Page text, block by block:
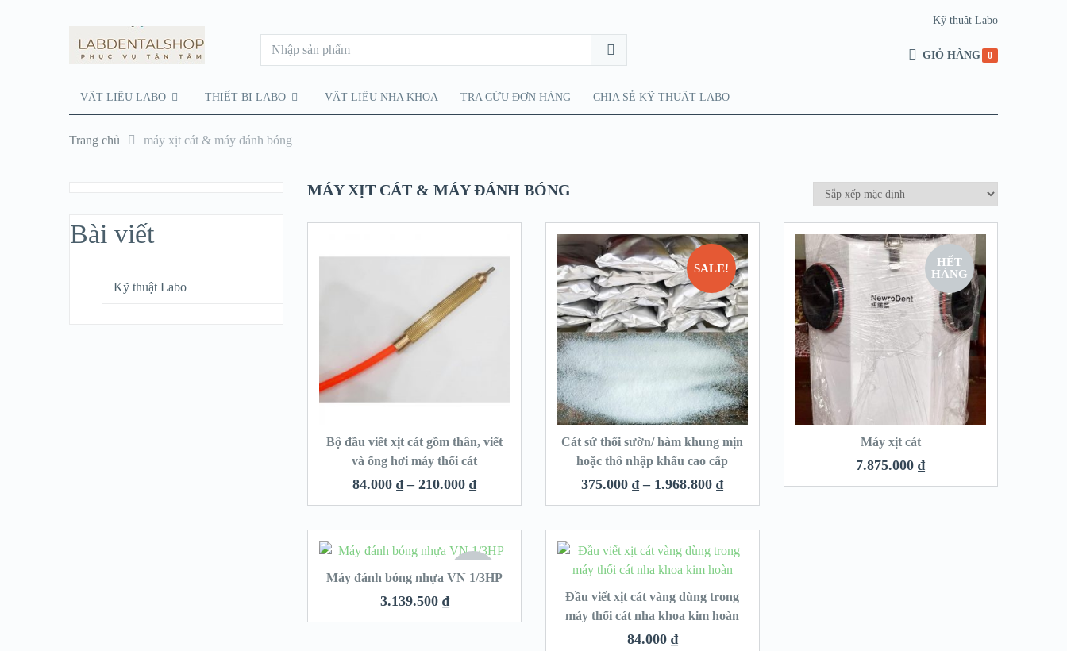
Kỹ thuật Labo
GIỎ HÀNG 0
VẬT LIỆU LABO THIẾT BỊ LABO VẬT LIỆU NHA KHOA TRA CỨU ĐƠN HÀNG CHIA SẺ KỸ THUẬT LABO
Trang chủ máy xịt cát & máy đánh bóng
MÁY XỊT CÁT & MÁY ĐÁNH BÓNG
Bộ đầu viết xịt cát gồm thân, viết
và ống hơi máy thổi cát
84.000₫ – 210.000₫
SALE!
Cát sứ thổi sườn/ hàm khung mịn
hoặc thô nhập khẩu cao cấp
375.000₫ – 1.968.800₫
HẾT
HÀNG
Máy xịt cát
7.875.000₫
HÀNG
Máy đánh bóng nhựa VN 1/3HP
3.139.500 ₫
Đầu viết xịt cát vàng dùng trong
máy thổi cát nha khoa kim hoàn
84.000 ₫
Bài viết
Kỹ thuật Labo